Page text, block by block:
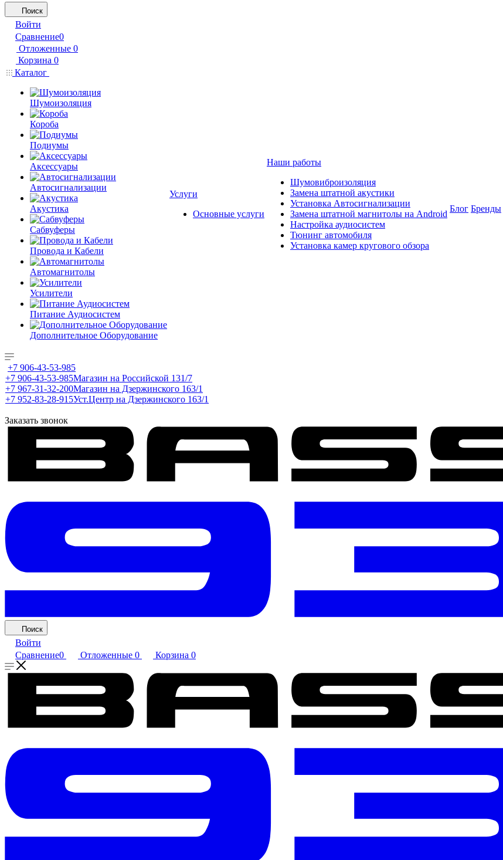
Поиск
Войти
Сравнение0
Отложенные 0
Корзина 0
Каталог
Шумоизоляция
Короба
Подиумы
Аксессуары
Автосигнализации
Акустика
Сабвуферы
Провода и Кабели
Автомагнитолы
Усилители
Питание Аудиосистем
Дополнительное Оборудование
Услуги
Основные услуги
Наши работы
Шумовиброизоляция
Замена штатной акустики
Установка Автосигнализации
Замена штатной магнитолы на Android
Настройка аудиосистем
Тюнинг автомобиля
Установка камер кругового обзора
Блог Бренды
+7 906-43-53-985
+7 906-43-53-985Магазин на Российской 131/7
+7 967-31-32-200Магазин на Дзержинского 163/1
+7 952-83-28-915Уст.Центр на Дзержинского 163/1
Заказать звонок
Поиск
Войти
Сравнение0 Отложенные 0 Корзина 0